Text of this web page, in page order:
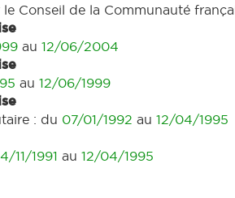
Conseil de la Communauté
au 12/06/2004
au 12/06/1999
: du 07/01/1992 au 12/04/1995
11/1991 au 12/04/1995